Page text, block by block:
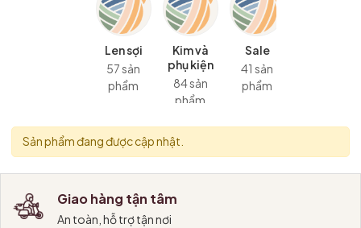
Len sợi
57 sản
phẩm
Kim và
phụ kiện
84 sản
phẩm
Sale
41 sản
phẩm
Sản phẩm đang được cập nhật.
Giao hàng tận tâm
An toàn, hỗ trợ tận nơi